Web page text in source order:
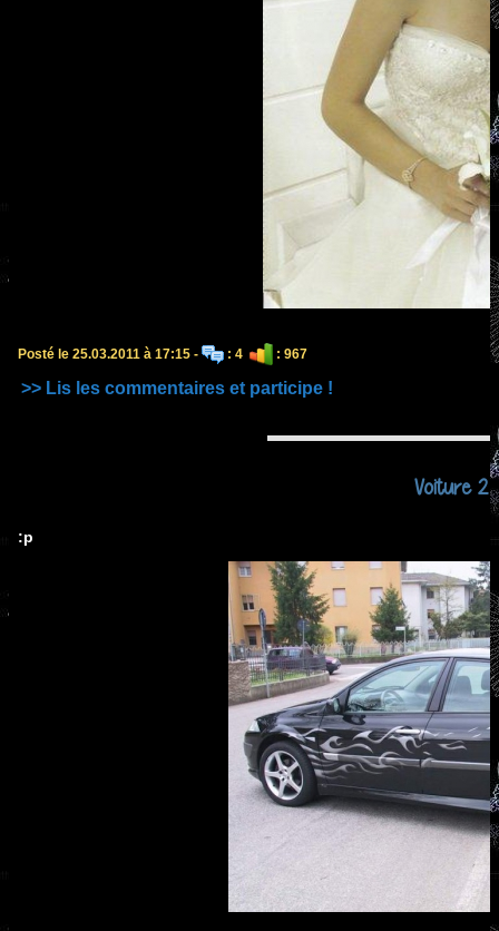
Posté le 25.03.2011 à 17:15 - : 4 : 967
>> Lis les commentaires et participe !
Voiture 2
:p